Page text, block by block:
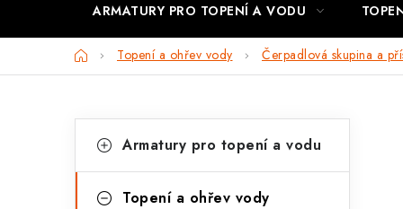
ARMATURY PRO TOPENÍ A VODU
DomůTopení a ohřev vody Čerpadlová skupina a
okategorie
a
Armatury pro topení a vodu
Topení a ohřev vody